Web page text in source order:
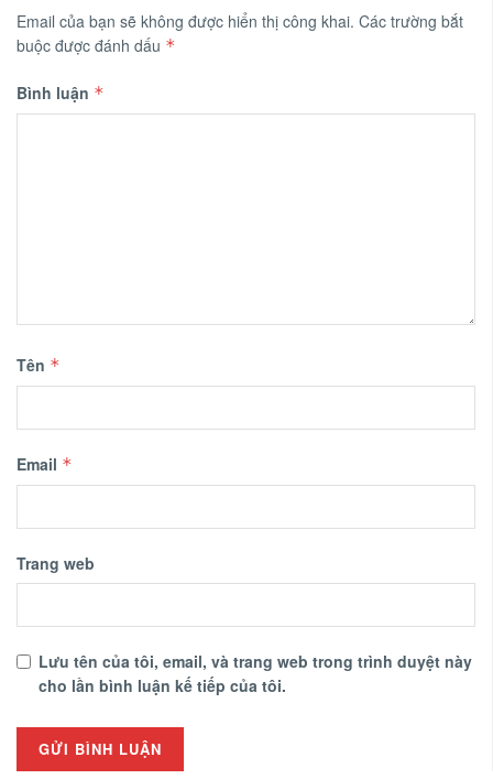
Email của bạn sẽ không được hiển thị công khai. Các trường bắt
buộc được đánh dấu *
Bình luận *
Tên *
Email *
Trang web
Lưu tên của tôi, email, và trang web trong trình duyệt này
cho lần bình luận kế tiếp của tôi.